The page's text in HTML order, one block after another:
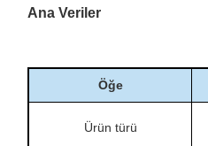
Ana Veriler
Öğe
Ürün türü